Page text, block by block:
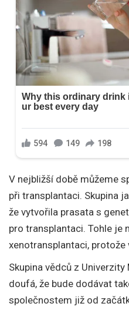
V nejbližší době můžeme
při transplantaci. Skupina
že vytvořila prasata s
pro transplantaci. Tohle je
xenotransplantaci,
Skupina vědců z
doufá, že bude dodávat
společnostem již od